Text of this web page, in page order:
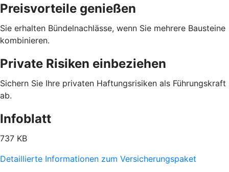
Preisvorteile genießen
Sie erhalten Bündelnachlässe, wenn Sie mehrere Bausteine
kombinieren.
Private Risiken einbeziehen
Sichern Sie Ihre privaten Haftungsrisiken als Führungskraft
ab.
Infoblatt
737 KB
Detaillierte Informationen zum Versicherungspaket